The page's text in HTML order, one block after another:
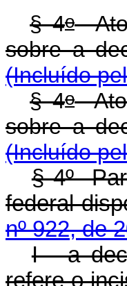
§ 4oAto
sobre a
(Incluído
§ 4oAto
sobre a
(Incluído
§ 4º
federal
nº 922, de
I - a
refere o